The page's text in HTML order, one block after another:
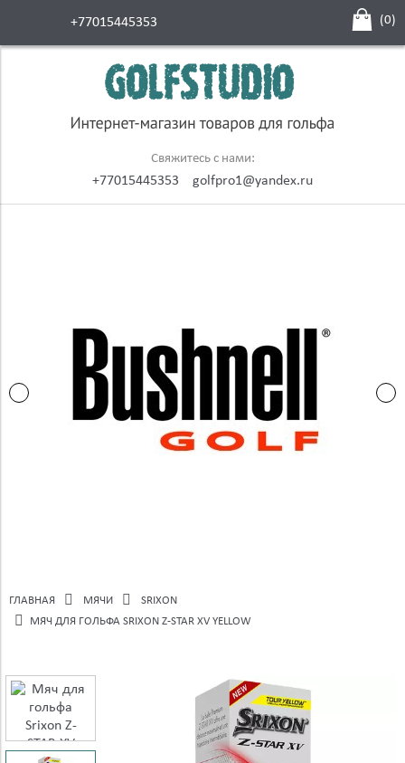
+77015445353 (0)
Свяжитесь с нами:
+77015445353 golfpro1@yandex.ru
ГЛАВНАЯ МЯЧИ
SRIXON
МЯЧ ДЛЯ ГОЛЬФА SRIXON Z-STAR XV YELLOW